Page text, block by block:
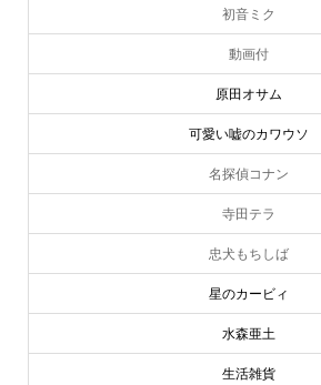
初音ミク
動画付
原田オサム
可愛い嘘のカワウソ
名探偵コナン
寺田テラ
忠犬もちしば
星のカービィ
水森亜土
生活雑貨